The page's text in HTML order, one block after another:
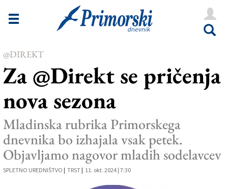
Novice
Goriška
Kultura
Šport
Še
Vreme
V Kioskih
@DIREKT
Za @Direkt se pričenja
nova sezona
Mladinska rubrika Primorskega
dnevnika bo izhajala vsak petek.
Objavljamo nagovor mladih sodelavcev
SPLETNO UREDNIŠTVO | TRST | 11. okt. 2024 | 7:30